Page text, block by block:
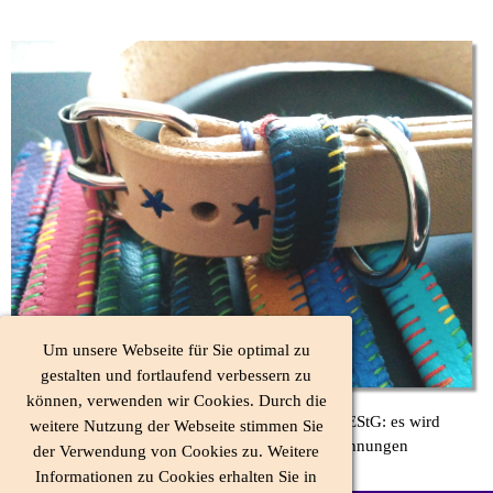
Um unsere Webseite für Sie optimal zu
gestalten und fortlaufend verbessern zu
können, verwenden wir Cookies. Durch die
weitere Nutzung der Webseite stimmen Sie
der Verwendung von Cookies zu. Weitere
Informationen zu Cookies erhalten Sie in
Heinweis: Kleinunternehmerregelung gem. § 19 EStG: es wird
keine Mehrwertsteuer bei Preisen und in den Rechnungen
ausgewiesen.